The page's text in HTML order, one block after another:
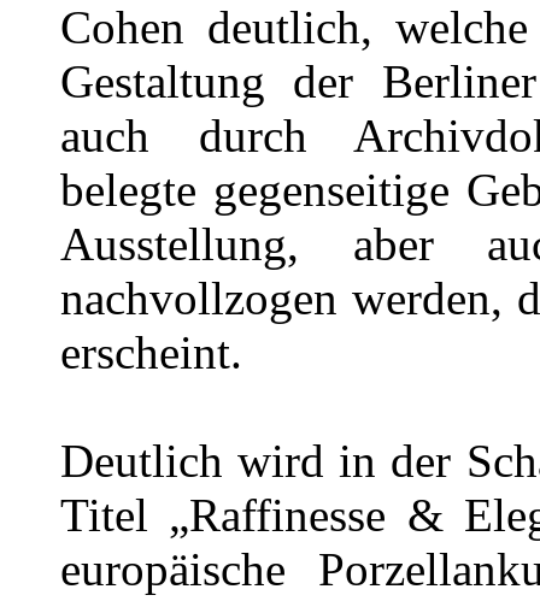
Cohen deutlich,
Gestaltung der
auch durch
belegte gegenseitige
Ausstellung, aber
nachvollzogen werden,
erscheint.
Deutlich wird in der
Titel „Raffinesse &
europäische